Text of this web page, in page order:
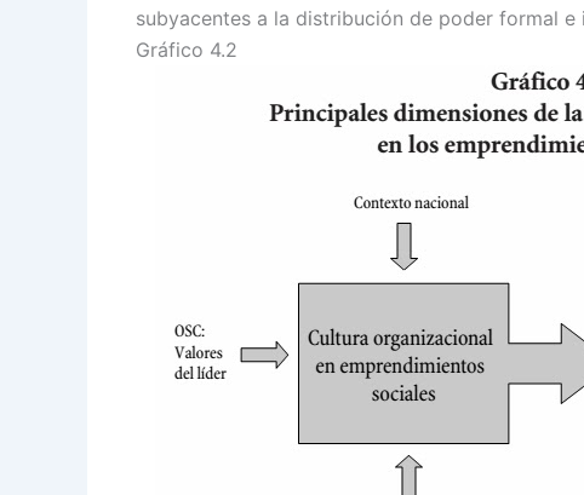
subyacentes a la distribución de poder formal e
Gráfico 4.2